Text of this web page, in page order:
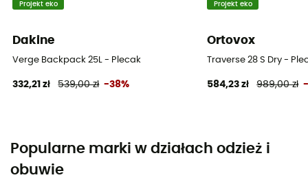
Projekt eko
Dakine
Verge Backpack 25L - Plecak
332,21 zł 539,00 zł -38%
Projekt eko
Ortovox
Traverse 28 S Dry -
584,23 zł 989,00 zł
Popularne marki w działach odzież i
obuwie